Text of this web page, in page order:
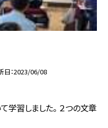
日 2023/06/08
学習しました。 ２つの文章